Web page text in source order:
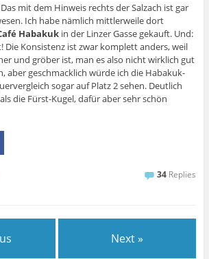
mit dem Hinweis rechts der Salzach ist gar
Ich habe nämlich mittlerweile dort
Habakukin der Linzer Gasse gekauft. Und:
Die Konsistenz ist zwar komplett anders, weil
und gröber ist, man es also nicht wirklich gut
aber geschmacklich würde ich die Habakuk-
sogar auf Platz 2 sehen. Deutlich
die Fürst-Kugel, dafür aber sehr schön
34 Replies
Next »